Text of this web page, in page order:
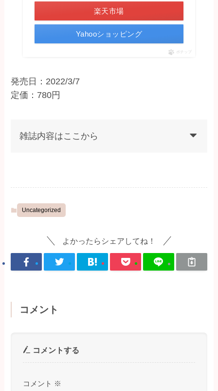
楽天市場
Yahooショッピング
ポチップ
発売日：2022/3/7
定価：780円
雑誌内容はここから
Uncategorized
よかったらシェアしてね！
コメント
コメントする
コメント ※